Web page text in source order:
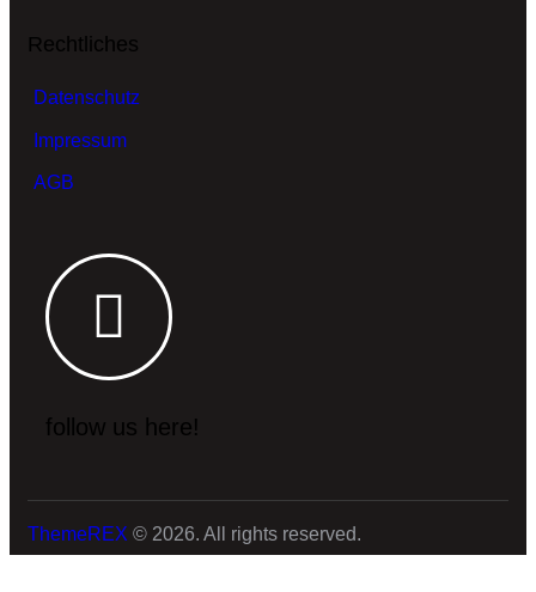
Rechtliches
Datenschutz
Impressum
AGB
follow us here!
ThemeREX © 2026. All rights reserved.